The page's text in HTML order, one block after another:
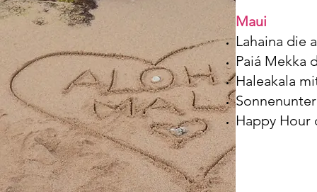
Maui
Lahaina die
Paiá Mekka
Haleakala
Happy Hour